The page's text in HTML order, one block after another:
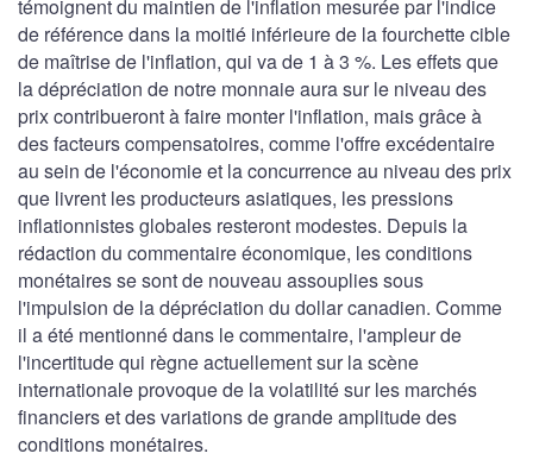
témoignent du maintien de l'inflation mesurée par l'indice
de référence dans la moitié inférieure de la fourchette cible
de maîtrise de l'inflation, qui va de 1 à 3 %. Les effets que
la dépréciation de notre monnaie aura sur le niveau des
prix contribueront à faire monter l'inflation, mais grâce à
des facteurs compensatoires, comme l'offre excédentaire
au sein de l'économie et la concurrence au niveau des prix
que livrent les producteurs asiatiques, les pressions
inflationnistes globales resteront modestes. Depuis la
rédaction du commentaire économique, les conditions
monétaires se sont de nouveau assouplies sous
l'impulsion de la dépréciation du dollar canadien. Comme
il a été mentionné dans le commentaire, l'ampleur de
l'incertitude qui règne actuellement sur la scène
internationale provoque de la volatilité sur les marchés
financiers et des variations de grande amplitude des
conditions monétaires.